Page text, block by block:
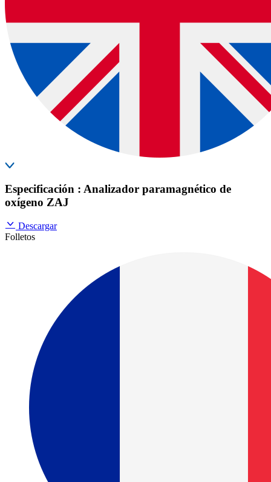
Especificación : Analizador paramagnético de
oxígeno ZAJ
Descargar
Folletos